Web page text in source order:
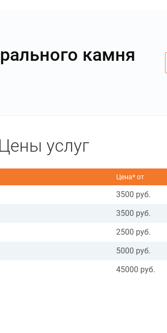
камня
Цены услуг
Цена* от
3500 руб.
3500 руб.
2500 руб.
5000 руб.
45000 руб.